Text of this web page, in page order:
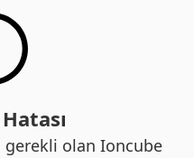
gerekli olan Ioncube